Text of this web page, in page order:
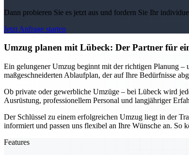
Dann probieren Sie es jetzt aus und fordern Sie Ihr
Jetzt Anfrage starten
Umzug planen mit Lübeck: Der Partner für
Ein gelungener Umzug beginnt mit der richtigen Planung
maßgeschneiderten Ablaufplan, der auf Ihre Bedürfnisse
Ob private oder gewerbliche Umzüge – bei Lübeck wird
Ausrüstung, professionellem Personal und langjähriger
Der Schlüssel zu einem erfolgreichen Umzug liegt in der
informiert und passen uns flexibel an Ihre Wünsche an. So
Features